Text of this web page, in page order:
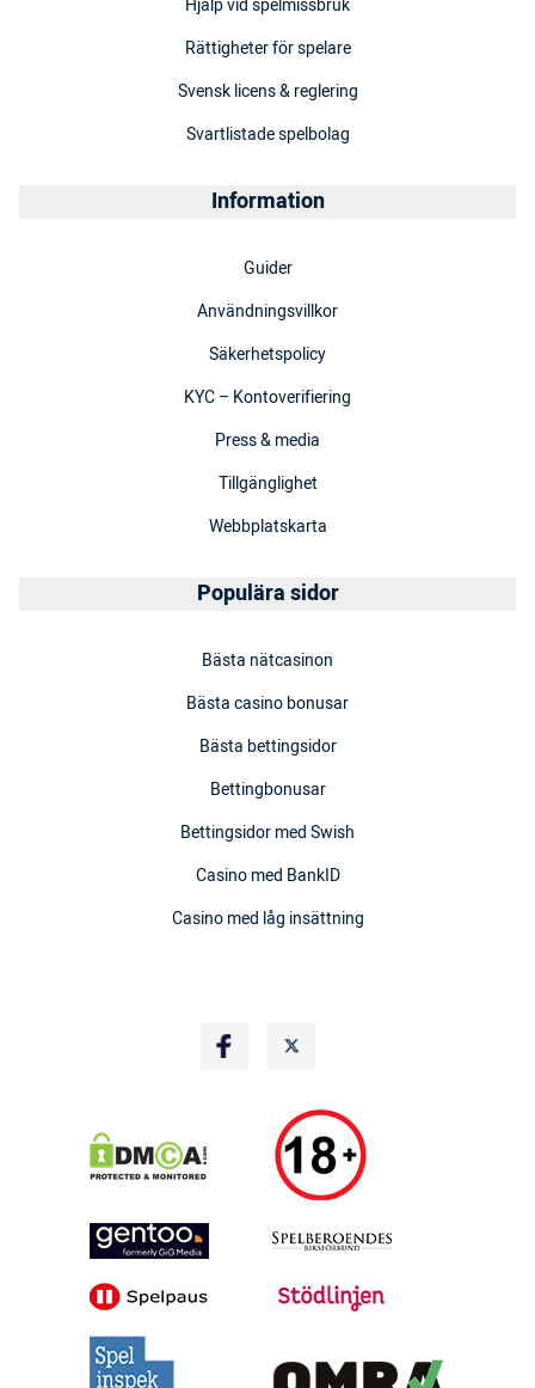
Hjälp vid spelmissbruk
Rättigheter för spelare
Svensk licens & reglering
Svartlistade spelbolag
Information
Guider
Användningsvillkor
Säkerhetspolicy
KYC – Kontoverifiering
Press & media
Tillgänglighet
Webbplatskarta
Populära sidor
Bästa nätcasinon
Bästa casino bonusar
Bästa bettingsidor
Bettingbonusar
Bettingsidor med Swish
Casino med BankID
Casino med låg insättning